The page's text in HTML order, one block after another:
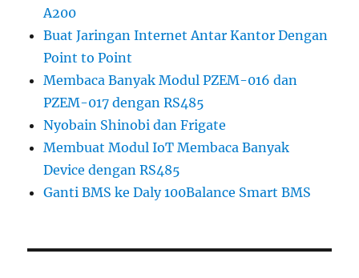
A200
Buat Jaringan Internet Antar Kantor Dengan
Point to Point
Membaca Banyak Modul PZEM-016 dan
PZEM-017 dengan RS485
Nyobain Shinobi dan Frigate
Membuat Modul IoT Membaca Banyak
Device dengan RS485
Ganti BMS ke Daly 100Balance Smart BMS